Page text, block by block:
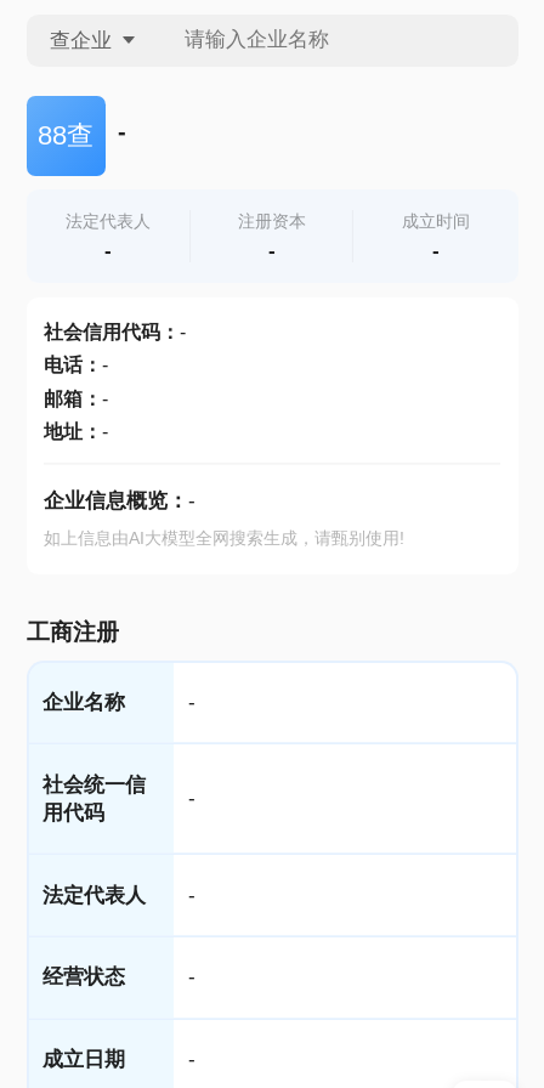
查企业
查企业
查产地
88查 -
法定代表人
-
注册资本
-
成立时间
-
社会信用代码： -
电话： -
邮箱： -
地址： -
企业信息概览： -
如上信息由AI大模型全网搜索生成，请甄别使用!
工商注册
企业名称 -
社会统一信
用代码
-
法定代表人 -
经营状态 -
成立日期 -